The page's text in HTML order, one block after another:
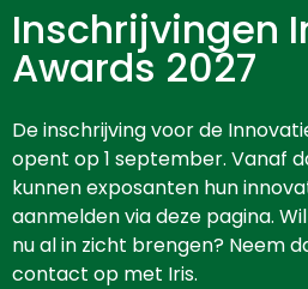
Inschrijvingen
Awards 2027
De inschrijving voor de
opent op 1 september. Vanaf
kunnen exposanten hun
aanmelden via deze pagina.
nu al in zicht brengen? Neem
contact op met Iris.